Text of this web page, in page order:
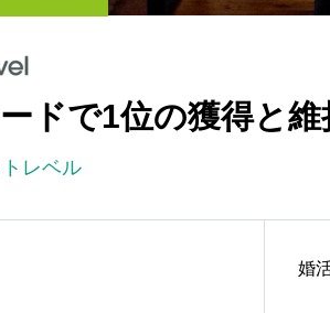
ドで1位の獲得と
レベル
婚